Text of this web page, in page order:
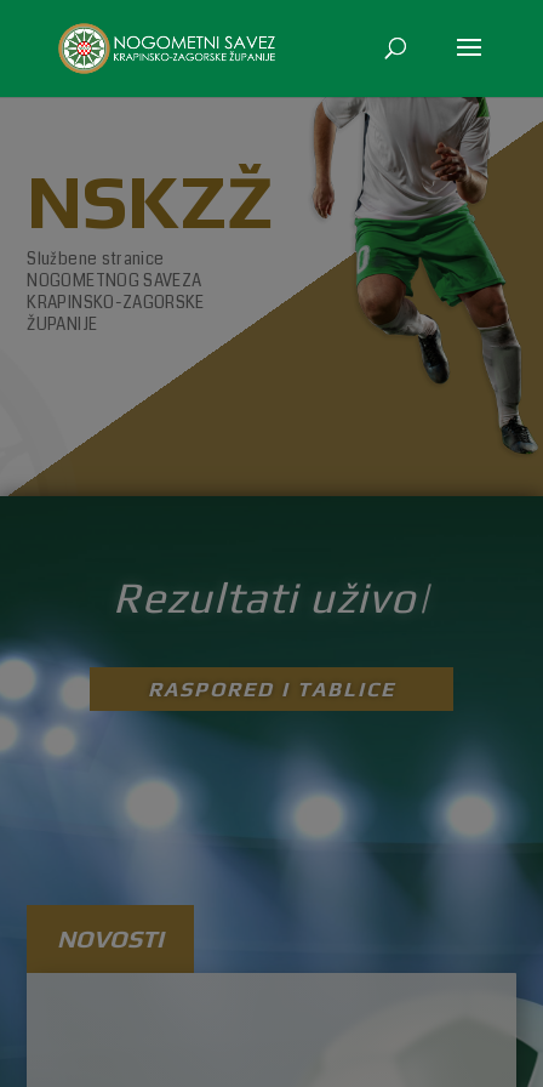
NSKZŽ
Službene stranice
NOGOMETNOG SAVEZA
KRAPINSKO-ZAGORSKE
ŽUPANIJE
Rezultati uživo|
RASPORED I TABLICE
NOVOSTI